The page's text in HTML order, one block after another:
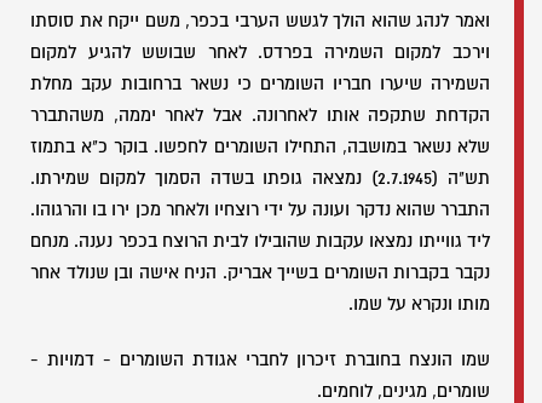
ואמר לנהג שהוא הולך לגשש הערבי בכפר, משם ייקח את סוסתו
וירכב למקום השמירה בפרדס. לאחר שבושש להגיע למקום
השמירה שיערו חבריו השומרים כי נשאר ברחובות עקב מחלת
הקדחת שתקפה אותו לאחרונה. אבל לאחר יממה, משהתברר
שלא נשאר במושבה, התחילו השומרים לחפשו. בוקר כ"א בתמוז
תש"ה (2.7.1945) נמצאה גופתו בשדה הסמוך למקום שמירתו.
התברר שהוא נדקר ועונה על ידי רוצחיו ולאחר מכן ירו בו והרגוהו.
ליד גווייתו נמצאו עקבות שהובילו לבית הרוצח בכפר נענה. מנחם
נקבר בקברות השומרים בשייך אבריק. הניח אישה ובן שנולד אחר
מותו ונקרא על שמו.
שמו הונצח בחוברת זיכרון לחברי אגודת השומרים - דמויות -
שומרים, מגינים, לוחמים.